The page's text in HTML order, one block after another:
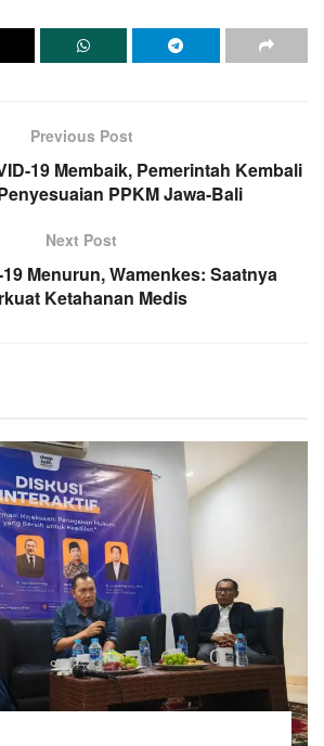
Previous Post
19 Membaik, Pemerintah Kembali
PPKM Jawa-Bali
Next Post
Menurun, Wamenkes: Saatnya
Ketahanan Medis